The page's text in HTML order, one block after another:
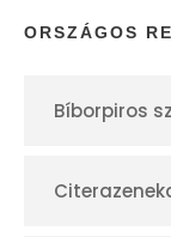
p
r
ORSZÁGOS
Bíborpiros